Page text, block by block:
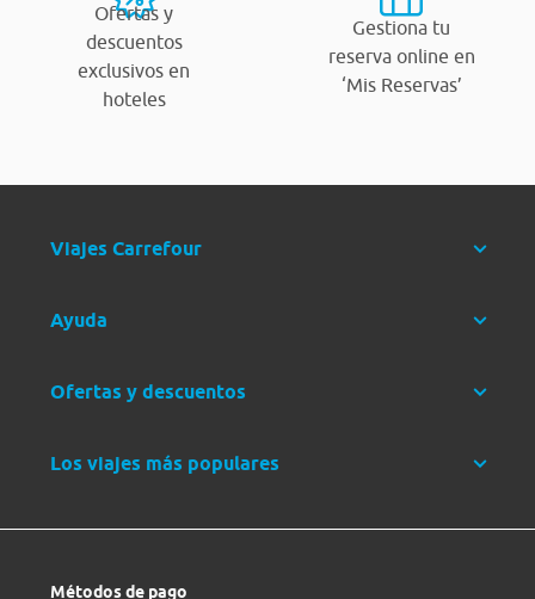
Ofertas y
descuentos
exclusivos en
hoteles
Gestiona tu
reserva online en
‘Mis Reservas’
Viajes Carrefour
Ayuda
Ofertas y descuentos
Los viajes más populares
Métodos de pago